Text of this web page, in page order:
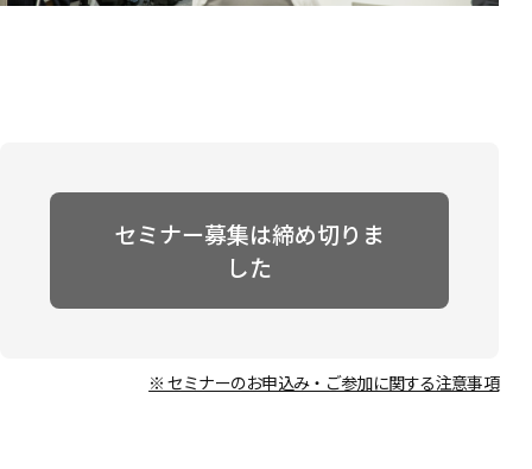
セミナー募集は締め切りま
した
※ セミナーのお申込み・ご参加に関する注意事項